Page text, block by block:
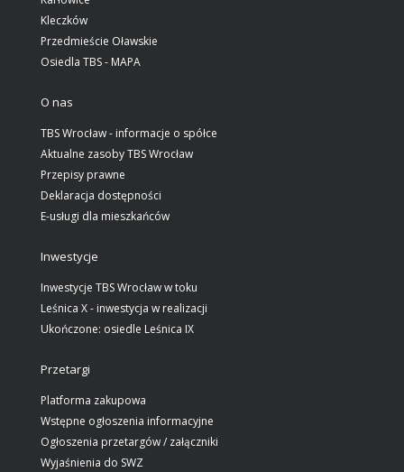
Kleczków
Przedmieście Oławskie
Osiedla TBS - MAPA
O nas
TBS Wrocław - informacje o spółce
Aktualne zasoby TBS Wrocław
Przepisy prawne
Deklaracja dostępności
E-usługi dla mieszkańców
Inwestycje
Inwestycje TBS Wrocław w toku
Leśnica X - inwestycja w realizacji
Ukończone: osiedle Leśnica IX
Przetargi
Platforma zakupowa
Wstępne ogłoszenia informacyjne
Ogłoszenia przetargów / załączniki
Wyjaśnienia do SWZ